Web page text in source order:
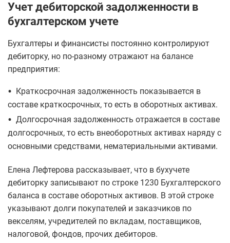
Учет дебиторской задолженности в
бухгалтерском учете
Бухгалтеры и финансисты постоянно контролируют
дебиторку, но по-разному отражают на балансе
предприятия:
•
Краткосрочная задолженность показывается в
составе краткосрочных, то есть в оборотных активах.
• Долгосрочная задолженность отражается в составе
долгосрочных, то есть внеоборотных активах наряду с
основными средствами, нематериальными активами.
Елена Лефтерова рассказывает, что в бухучете
дебиторку записывают по строке 1230 Бухгалтерского
баланса в составе оборотных активов. В этой строке
указывают долги покупателей и заказчиков по
векселям, учредителей по вкладам, поставщиков,
налоговой, фондов, прочих дебиторов.